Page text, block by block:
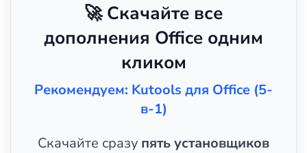
🚀 Скачайте все
дополнения Office одним
кликом
Рекомендуем: Kutools для Office (5-
в-1)
Скачайте сразу пять установщиков